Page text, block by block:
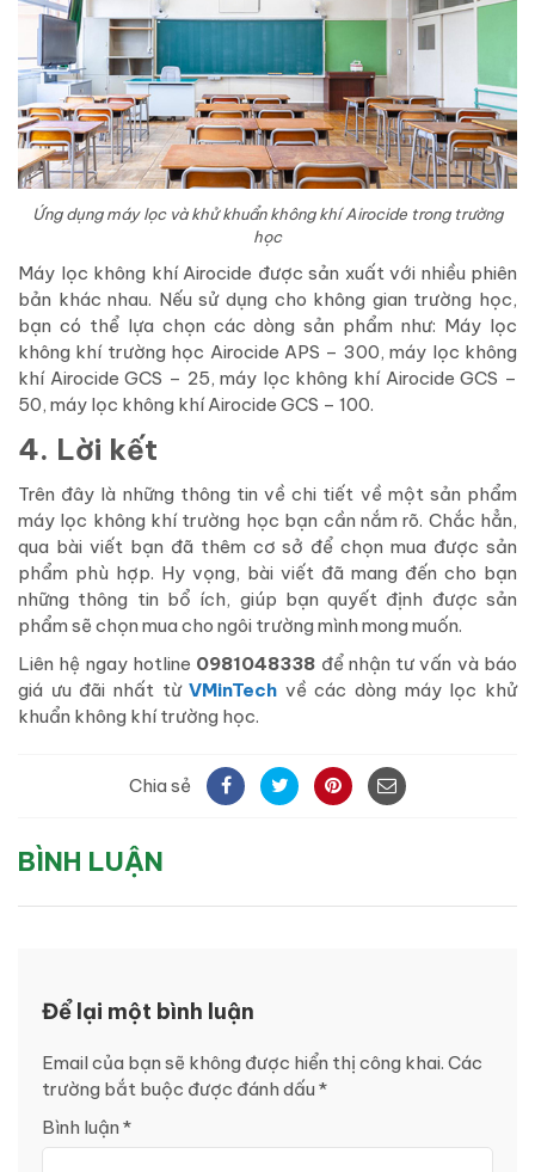
Ứng dụng máy lọc và khử khuẩn không khí Airocide trong trường
học
Máy lọc không khí Airocide được sản xuất với nhiều phiên
bản khác nhau. Nếu sử dụng cho không gian trường học,
bạn có thể lựa chọn các dòng sản phẩm như: Máy lọc
không khí trường học Airocide APS – 300, máy lọc không
khí Airocide GCS – 25, máy lọc không khí Airocide GCS –
50, máy lọc không khí Airocide GCS – 100.
4. Lời kết
Trên đây là những thông tin về chi tiết về một sản phẩm
máy lọc không khí trường học bạn cần nắm rõ. Chắc hẳn,
qua bài viết bạn đã thêm cơ sở để chọn mua được sản
phẩm phù hợp. Hy vọng, bài viết đã mang đến cho bạn
những thông tin bổ ích, giúp bạn quyết định được sản
phẩm sẽ chọn mua cho ngôi trường mình mong muốn.
Liên hệ ngay hotline 0981048338 để nhận tư vấn và báo
giá ưu đãi nhất từVMinTech về các dòng máy lọc khử
khuẩn không khí trường học.
Chia sẻ
BÌNH LUẬN
Để lại một bình luận
Email của bạn sẽ không được hiển thị công khai. Các
trường bắt buộc được đánh dấu *
Bình luận *